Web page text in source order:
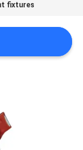
fixtures